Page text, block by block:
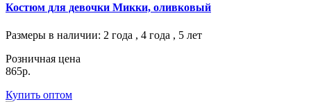
Костюм для девочки Микки, оливковый
Размеры в наличии: 2 года , 4 года , 5 лет
Розничная цена
865р.
Купить оптом